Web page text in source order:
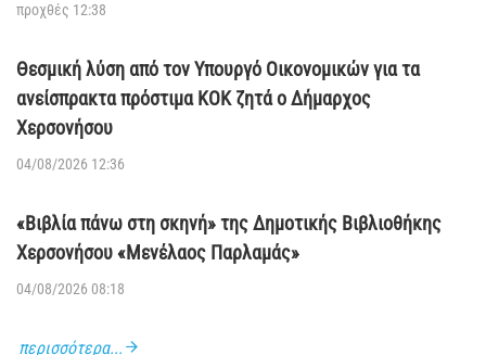
προχθές 12:38
Θεσμική λύση από τον Υπουργό Οικονομικών για τα
ανείσπρακτα πρόστιμα ΚΟΚ ζητά ο Δήμαρχος
Χερσονήσου
04/08/2026 12:36
«Βιβλία πάνω στη σκηνή» της Δημοτικής Βιβλιοθήκης
Χερσονήσου «Μενέλαος Παρλαμάς»
04/08/2026 08:18
περισσότερα...